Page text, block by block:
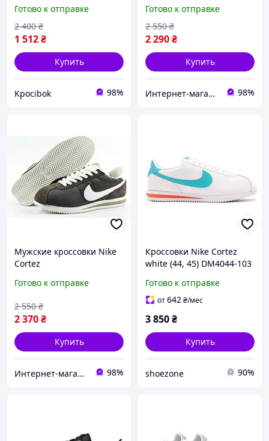
Готово к отправке
1 512₴
2 400 ₴
Купить
Kpocibok 98%
Готово к отправке
2 290₴
2 550 ₴
Купить
Интернет-магазин "Streetmoda" 98%
Мужские кроссовки Nike
Cortez
Готово к отправке
2 370₴
2 550 ₴
Купить
Интернет-магазин "Streetmoda" 98%
Кроссовки Nike Cortez
white (44, 45) DM4044-103
Готово к отправке
от642₴/мес
3 850₴
Купить
shoezone 90%